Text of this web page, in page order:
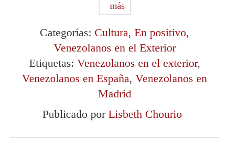
más
Categorías: Cultura, En positivo,
Venezolanos en el Exterior
Etiquetas: Venezolanos en el exterior,
Venezolanos en España, Venezolanos en
Madrid
Publicado por Lisbeth Chourio